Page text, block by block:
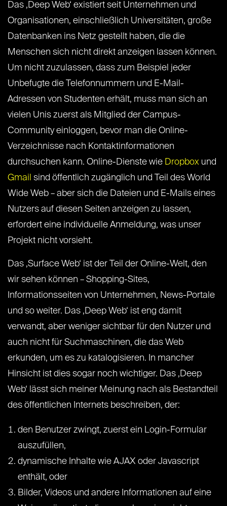
Das ‚Deep Web‘ existiert seit Unternehmen und
Organisationen, einschließlich Universitäten, große
Datenbanken ins Netz gestellt haben, die die
Menschen sich nicht direkt anzeigen lassen können.
Um nicht zuzulassen, dass zum Beispiel jeder
Unbefugte die Telefonnummern und E-Mail-
Adressen von Studenten erhält, muss man sich an
vielen Unis zuerst als Mitglied der Campus-
Community einloggen, bevor man die Online-
Verzeichnisse nach Kontaktinformationen
durchsuchen kann. Online-Dienste wie Dropbox und
Gmail sind öffentlich zugänglich und Teil des World
Wide Web – aber sich die Dateien und E-Mails eines
Nutzers auf diesen Seiten anzeigen zu lassen,
erfordert eine individuelle Anmeldung, was unser
Projekt nicht vorsieht.
Das ‚Surface Web‘ ist der Teil der Online-Welt, den
wir sehen können – Shopping-Sites,
Informationsseiten von Unternehmen, News-Portale
und so weiter. Das ‚Deep Web‘ ist eng damit
verwandt, aber weniger sichtbar für den Nutzer und
auch nicht für Suchmaschinen, die das Web
erkunden, um es zu katalogisieren. In mancher
Hinsicht ist dies sogar noch wichtiger. Das ‚Deep
Web‘ lässt sich meiner Meinung nach als Bestandteil
des öffentlichen Internets beschreiben, der:
den Benutzer zwingt, zuerst ein Login-Formular
auszufüllen,
dynamische Inhalte wie AJAX oder Javascript
enthält, oder
Bilder, Videos und andere Informationen auf eine